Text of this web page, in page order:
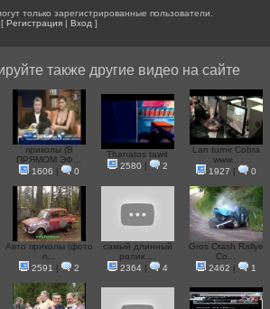
только зарегистрированные пользователи.
[ Регистрация | Вход ]
также другие видео на сайте
приколы (В
ПРЯМОМ ЭФ...
1606 | 0
Thanatos tawit
2580 | 2
Lan turnir Cobra
www...
1927 | 0
Авто приколы (фото
п...
2591 | 2
самый длинный
ролик ...
2364| 4
Gros Crash Rallye
Co...
2462 | 1